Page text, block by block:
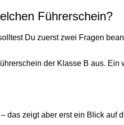
Führerschein?
Du zuerst zwei Fragen
der Klasse B aus.
das zeigt aber erst ein Blick auf